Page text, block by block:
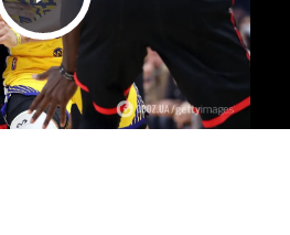
Play Video